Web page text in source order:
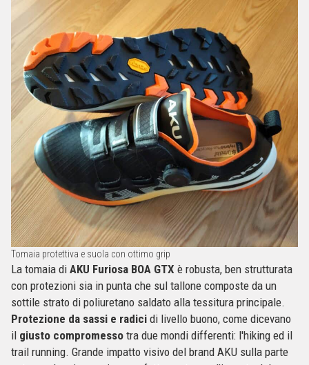
Tomaia protettiva e suola con ottimo grip
La tomaia di AKU Furiosa BOA GTX è robusta, ben strutturata
con protezioni sia in punta che sul tallone composte da un
sottile strato di poliuretano saldato alla tessitura principale.
Protezione da sassi e radici di livello buono, come dicevano
il giusto compromesso tra due mondi differenti: l'hiking ed il
trail running. Grande impatto visivo del brand AKU sulla parte